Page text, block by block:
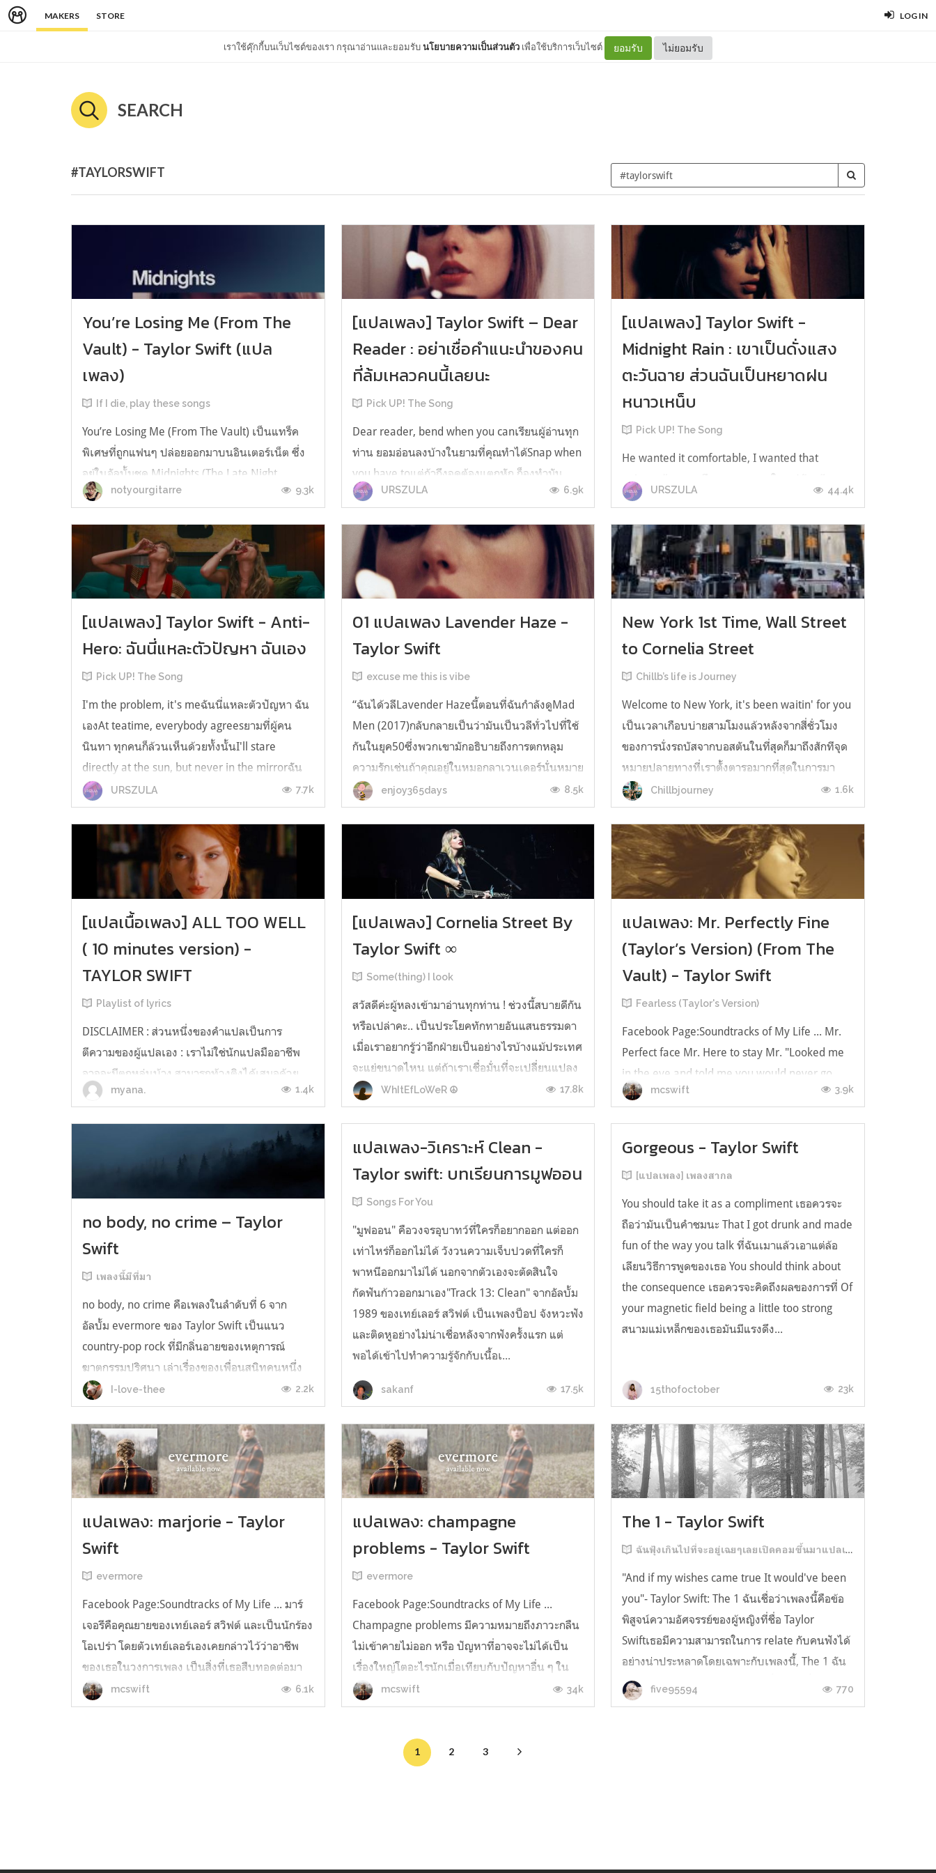
MAKERS STORE LOG IN
เราใช้คุ๊กกี้บนเว็บไซต์ของเรา กรุณาอ่านและยอมรับนโยบายความเป็นส่วนตัว เพื่อใช้บริการเว็บไซต์ ยอมรับ ไม่ยอมรับ
SEARCH
#TAYLORSWIFT
You’re Losing Me (From The
Vault) - Taylor Swift (แปล
เพลง)
If I die, play these songs
You’re Losing Me (From The Vault) เป็นแทร็ค
พิเศษที่ถูกแฟนๆ ปล่อยออกมาบนอินเตอร์เน็ต ซึ่ง
อยู่ในอัลบั้มชุด Midnights (The Late Night
Edition)เป็นอัลบั้มเวอร์ชั่นพิเศษที่วางขายแบบซีดี
MetLife Stadium และแบบ Digital Album บน
เว็บไซต์ของเทย์เพียงแค่ 1 วันเท่านั้น ...
notyourgitarre 9.3k
[แปลเพลง] Taylor Swift – Dear
Reader : อย่าเชื่อคำแนะนำของคน
ที่ล้มเหลวคนนี้เลยนะ
Pick UP! The Song
Dear reader, bend when you canเรียนผู้อ่านทุก
ท่าน ยอมอ่อนลงบ้างในยามที่คุณทำได้Snap when
you have toแต่ถ้าถึงจุดต้องแตกหัก ก็จงทำมัน
ทันทีDear reader, you don't have to
ไปซะทุกเรื่องJust 'cause they asked youแค่เพียง
เพราะเขาเอ่ยถามขึ้นมา Title:Dear Rea...
URSZULA 6.9k
[แปลเพลง] Taylor Swift -
Midnight Rain : เขาเป็นดั่งแสง
ตะวันฉาย ส่วนฉันเป็นหยาดฝน
หนาวเหน็บ
Pick UP! The Song
He wanted it comfortable, I wanted that
painเขาต้องการเพียงความสบายใจ แต่ฉันเฝ้ามอง
หาความเจ็บปวดHe wanted a bride, I was
making my own nameเขาต้องการเจ้าสาวสักคน
ส่วนฉันเอาแต่สร้างชื่อให้ตัวเองChasing that
fame, he stayed the sameวิ่งไล่ตามแสงสีและชื่อ
เสียง แต่ตัวเขายังคงเป็นเช่นเคยAll of me
URSZULA 44.4k
[แปลเพลง] Taylor Swift - Anti-
Hero: ฉันนี่แหละตัวปัญหา ฉันเอง
Pick UP! The Song
I'm the problem, it's meฉันนี่แหละตัวปัญหา ฉัน
เองAt teatime, everybody agreesยามที่ผู้คน
นินทา ทุกคนก็ล้วนเห็นด้วยทั้งนั้นI'll stare
directly at the sun, but never in the mirrorฉัน
กล้าที่จะทะยานตรงไปสู่ดวงอาทิตย์ แต่กลับไม่ส่อง
กระจกดูตัวเองด้วยซ้ำIt must be exhausting
always rooting for the anti-he...
URSZULA 7.7k
01 แปลเพลง Lavender Haze -
Taylor Swift
excuse me this is vibe
“ฉันได้วลีLavender Hazeนี้ตอนที่ฉันกำลังดูMad
Men (2017)กลับกลายเป็นว่ามันเป็นวลีทั่วไปที่ใช้
กันในยุค50ซึ่งพวกเขามักอธิบายถึงการตกหลุม
ความรักเช่นถ้าคุณอยู่ในหมอกลาเวนเดอร์นั่นหมาย
ถึงคุณอยู่ในความรักที่ส่องประกายระยิบระยับและ
ฉันคิดว่ามันสวยงามจริงๆค่ะ”เทย์เลอร์สวิฟต์ ห้าม
นำไปใช้ก่อนได้รับการอนุญ...
enjoy365days 8.5k
New York 1st Time, Wall Street
to Cornelia Street
Chillb’s life is Journey
Welcome to New York, it's been waitin' for you
เป็นเวลาเกือบบ่ายสามโมงแล้วหลังจากสี่ชั่วโมง
ของการนั่งรถบัสจากบอสตันในที่สุดก็มาถึงสักทีจุด
หมายปลายทางที่เราตั้งตารอมากที่สุดในการมา
เยือนอเมริกาครั้งนี้ นิวยอร์กซิตี้ ช่วงนี้เรียกได้ว่า
เป็นช่วงพีคของซัมเมอร์ก็ว่าได้ อากาศตอนต้น
เดือนสิงหาคมร้อนใช่เล่นบว...
Chillbjourney 1.6k
[แปลเนื้อเพลง] ALL TOO WELL
( 10 minutes version) -
TAYLOR SWIFT
Playlist of lyrics
DISCLAIMER : ส่วนหนึ่งของคำแปลเป็นการ
ตีความของผู้แปลเอง : เราไม่ใช่นักแปลมืออาชีพ
อาจจะมีตกหล่นบ้าง สามารถท้วงติงได้เสมอด้วย
ความสุภาพ : เป็นการฝึกแปลเพลงครั้งแรก ผิด
door with youThe air was cold But somethin
myana. 1.4k
[แปลเพลง] Cornelia Street By
Taylor Swift ∞
Some(thing) I look
สวัสดีค่ะผู้หลงเข้ามาอ่านทุกท่าน ! ช่วงนี้สบายดีกัน
หรือเปล่าคะ.. เป็นประโยคทักทายอันแสนธรรมดา
เมื่อเราอยากรู้ว่าอีกฝ่ายเป็นอย่างไรบ้างแม้ประเทศ
จะแย่ขนาดไหน แต่ถ้าเราเชื่อมั่นที่จะเปลี่ยนแปลง
อะไรก็คงดีขึ้นมาอย่าเพิกเฉยปัญหาทางการเมือง
และใส่ใจสุขภาพกันด้วยนะคะ :) วันนี้แพรก็ได้กลับ
WhItEfLoWeR ☮ 17.8k
แปลเพลง: Mr. Perfectly Fine
(Taylor’s Version) (From The
Vault) - Taylor Swift
Fearless (Taylor's Version)
Facebook Page:Soundtracks of My Life ... Mr.
Perfect face Mr. Here to stay Mr. "Looked me
in the eye and told me you would never go
away" Everything was right Mr. "I've been
ผู้มีใบหน้าเนี้ยบเป๊ะ...
mcswift 3.9k
no body, no crime – Taylor
Swift
เพลงนี้มีที่มา
no body, no crime คือเพลงในลำดับที่ 6 จาก
อัลบั้ม evermore ของ Taylor Swift เป็นแนว
country-pop rock ที่มีกลิ่นอายของเหตุการณ์
ฆาตกรรมปริศนา เล่าเรื่องของเพื่อนสนิทคนหนึ่ง
ชื่อว่า 'Este' ที่ได้หายตัวไปอย่างไร้ร่องรอยและดู
เหมือนว่าพี่น้องของEste นั้นเพ่งความสงสัยไปที่
สามีของเธอ ซึ่งทำตัวมีพิรุธหลายอย่าง...
I-love-thee 2.2k
แปลเพลง-วิเคราะห์ Clean -
Taylor swift: บทเรียนการมูฟออน
Songs For You
"มูฟออน" คือวงจรอุบาทว์ที่ใครก็อยากออก แต่ออก
เท่าไหร่ก็ออกไม่ได้ วังวนความเจ็บปวดที่ใครก็
พาหนีออกมาไม่ได้ นอกจากตัวเองจะตัดสินใจ
กัดฟันก้าวออกมาเอง"Track 13: Clean" จากอัลบั้ม
1989 ของเทย์เลอร์ สวิฟต์ เป็นเพลงป็อป จังหวะฟัง
และติดหูอย่างไม่น่าเชื่อหลังจากฟังครั้งแรก แต่
พอได้เข้าไปทำความรู้จักกับเนื้อเ...
sakanf 17.5k
Gorgeous - Taylor Swift
[แปลเพลง] เพลงสากล
You should take it as a compliment เธอควรจะ
ถือว่ามันเป็นคำชมนะ That I got drunk and made
fun of the way you talk ที่ฉันเมาแล้วเอาแต่ล้อ
เลียนวิธีการพูดของเธอ You should think about
the consequence เธอควรจะคิดถึงผลของการที่ Of
your magnetic field being a little too strong
สนามแม่เหล็กของเธอมันมีแรงดึง...
15thofoctober 23k
แปลเพลง: marjorie - Taylor
Swift
evermore
Facebook Page:Soundtracks of My Life ... มาร์
เจอรีคือคุณยายของเทย์เลอร์ สวิฟต์ และเป็นนักร้อง
โอเปร่า โดยตัวเทย์เลอร์เองเคยกล่าวไว้ว่าอาชีพ
ของเธอในวงการเพลง เป็นสิ่งที่เธอสืบทอดต่อมา
จากคุณยาย และคุณยายก็เป็นแรงบันดาลใจที่คอย
ชี้นำเธอมาตลอดแม้ว่าท่านจะจากโลกนี้ไปแล้ว
mcswift 6.1k
แปลเพลง: champagne
problems - Taylor Swift
evermore
Facebook Page:Soundtracks of My Life ...
Champagne problems มีความหมายถึงภาวะกลืน
ไม่เข้าคายไม่ออก หรือ ปัญหาที่อาจจะไม่ได้เป็น
เรื่องใหญ่โตอะไรนักเมื่อเทียบกับปัญหาอื่น ๆ ใน
ชีวิต แต่มันก็เป็นเรื่องที่ต้องหาทางออกและรับมือ
กับมันให้ได้อย่างไม่อาจหลีกเลี่ยง นอกจากนี้ยังมี
mcswift 34k
The 1 - Taylor Swift
ฉันฟุ้งเกินไปที่จะอยู่เฉยๆเลยเปิดคอมขึ้นมาแปลเพลงซะดีกว่า
"And if my wishes came true It would've been
you"- Taylor Swift: The 1 ฉันเชื่อว่าเพลงนี้คือข้อ
พิสูจน์ความอัศจรรย์ของผู้หญิงที่ชื่อ Taylor
Swiftเธอมีความสามารถในการ relate กับคนฟังได้
อย่างน่าประหลาดโดยเฉพาะกับเพลงนี้, The 1 ฉัน
เชื่อความใครหลายคนคงเข้าใจเนื้อเพลงนี้อย่างดี
บทเพลงที...
five95594 770
1 2 3